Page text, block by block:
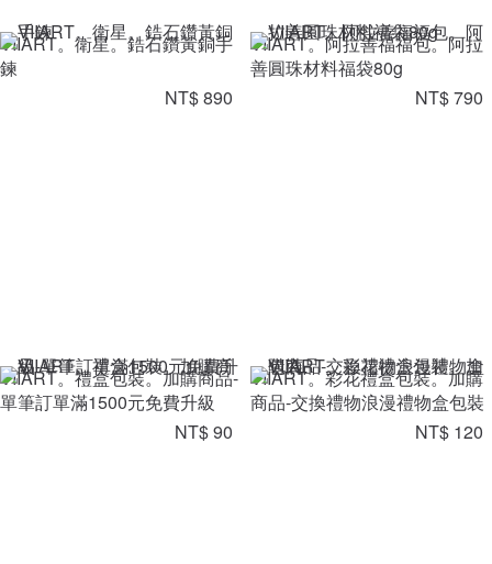
VIIART。衛星。鋯石鑽黃銅手
鍊
NT$ 890
VIIART。阿拉善福福包。阿拉
善圓珠材料福袋80g
NT$ 790
VIIART。禮盒包裝。加購商品-
單筆訂單滿1500元免費升級
NT$ 90
VIIART。彩花禮盒包裝。加購
商品-交換禮物浪漫禮物盒包裝
NT$ 120